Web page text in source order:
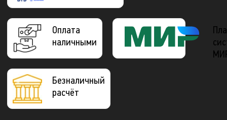
Оплата
наличными
Безналичный
расчёт